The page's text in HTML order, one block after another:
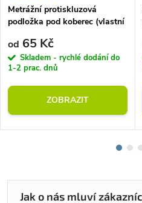
Metrážní protiskluzová
podložka pod koberec (vlastní
od 65 Kč
Skladem - rychlé dodání do
1-2 prac. dnů
ZOBRAZIT